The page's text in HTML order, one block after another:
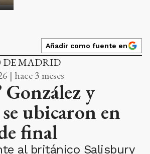
Añadir como fuente en
DE MADRID
| hace 3 meses
y
ubicaron en
final
al británico Salisbury